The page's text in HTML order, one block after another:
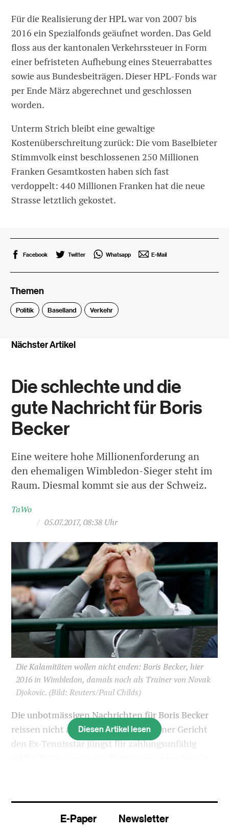
Für die Realisierung der HPL war von 2007 bis
2016 ein Spezialfonds geäufnet worden. Das Geld
floss aus der kantonalen Verkehrssteuer in Form
einer befristeten Aufhebung eines Steuerrabattes
sowie aus Bundesbeiträgen. Dieser HPL-Fonds war
per Ende März abgerechnet und geschlossen
worden.
Unterm Strich bleibt eine gewaltige
Kostenüberschreitung zurück: Die vom Baselbieter
Stimmvolk einst beschlossenen 250 Millionen
Franken Gesamtkosten haben sich fast
verdoppelt: 440 Millionen Franken hat die neue
Strasse letztlich gekostet.
Facebook Twitter Whatsapp E-Mail
Themen
Politik Baselland Verkehr
Nächster Artikel
Die schlechte und die
gute Nachricht für Boris
Becker
Eine weitere hohe Millionenforderung an
den ehemaligen Wimbledon-Sieger steht im
Raum. Diesmal kommt sie aus der Schweiz.
TaWo
/ 05.07.2017, 08:38 Uhr
Die Kalamitäten wollen nicht enden: Boris Becker, hier
2016 in Wimbledon, damals noch als Trainer von Novak
Djokovic. (Bild: Reuters/Paul Childs)
Die unbotmässigen Nachrichten für Boris Becker
reissen nicht ab. Nachdem ein Londoner Gericht
den Ex-Tennisstar jüngst für zahlungsunfähig
bekannt.
Erst Ende voriger Woche hatte der 49-jährige
Diesen Artikel lesen
E-Paper Newsletter